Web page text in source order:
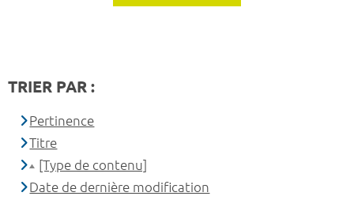
TRIER PAR :
Pertinence
Titre
[Type de contenu]
Date de dernière modification